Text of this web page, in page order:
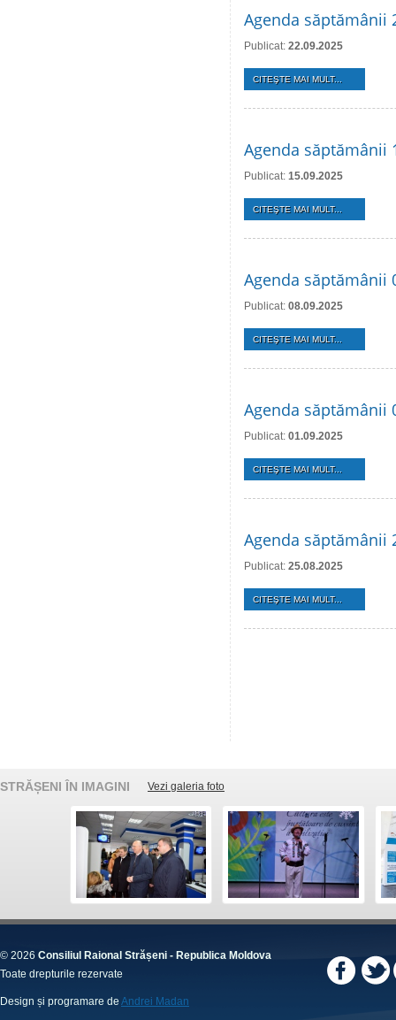
Agenda săptămânii
Publicat: 22.09.2025
CITEŞTE MAI MULT...
Agenda săptămânii
Publicat: 15.09.2025
CITEŞTE MAI MULT...
Agenda săptămânii
Publicat: 08.09.2025
CITEŞTE MAI MULT...
Agenda săptămânii
Publicat: 01.09.2025
CITEŞTE MAI MULT...
Agenda săptămânii
Publicat: 25.08.2025
CITEŞTE MAI MULT...
STRĂȘENI ÎN IMAGINI Vezi galeria foto
© 2026 Consiliul Raional Strășeni - Republica Moldova
Toate drepturile rezervate
Design și programare de Andrei Madan